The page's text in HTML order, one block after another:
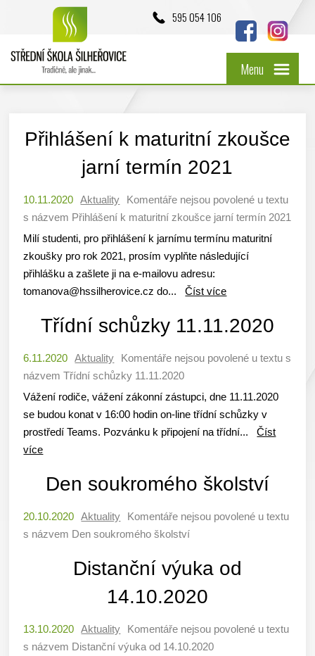
595 054 106
Menu
Přihlášení k maturitní zkoušce
jarní termín 2021
10.11.2020 Aktuality Komentáře nejsou povolené u textu
s názvem Přihlášení k maturitní zkoušce jarní termín 2021
Milí studenti, pro přihlášení k jarnímu termínu maturitní
zkoušky pro rok 2021, prosím vyplňte následující
přihlášku a zašlete ji na e-mailovu adresu:
tomanova@hssilherovice.cz do...Číst více
Třídní schůzky 11.11.2020
6.11.2020 Aktuality Komentáře nejsou povolené u textu s
názvem Třídní schůzky 11.11.2020
Vážení rodiče, vážení zákonní zástupci, dne 11.11.2020
se budou konat v 16:00 hodin on-line třídní schůzky v
prostředí Teams. Pozvánku k připojení na třídní...Číst
více
Den soukromého školství
20.10.2020 Aktuality Komentáře nejsou povolené u textu
s názvem Den soukromého školství
Distanční výuka od
14.10.2020
13.10.2020 Aktuality Komentáře nejsou povolené u textu
s názvem Distanční výuka od 14.10.2020